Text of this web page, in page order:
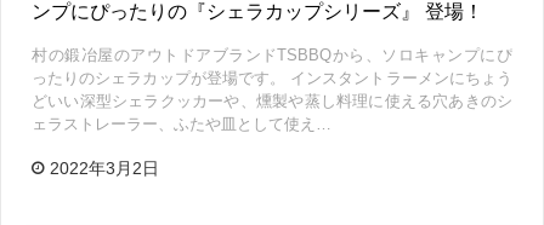
ンプにぴったりの『シェラカップシリーズ』 登場！
村の鍛冶屋のアウトドアブランドTSBBQから、ソロキャンプにぴ
ったりのシェラカップが登場です。 インスタントラーメンにちょう
どいい深型シェラクッカーや、燻製や蒸し料理に使える穴あきのシ
ェラストレーラー、ふたや皿として使え…
2022年3月2日